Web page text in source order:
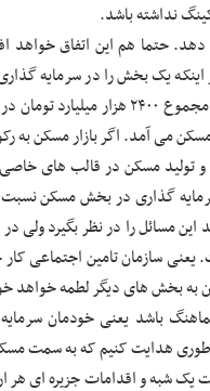
حتما هم این اتفاق خواهد
یک بخش را در سرمایه
بخش دیگر را قوی تر کند هست و این مساله وجود دارد؛ ولی در
می آمد. اگر بازار مسکن به
تولید مسکن در قالب های
گذاری در بخش مسکن
مسائل را در نظر بگیرد ولی در
یعنی سازمان تامین اجتماعی
به بخش های دیگر لطمه خواهد
باشد یعنی خودمان
هدایت کنیم که به سمت
شبه و اقدامات جزیره ای هر